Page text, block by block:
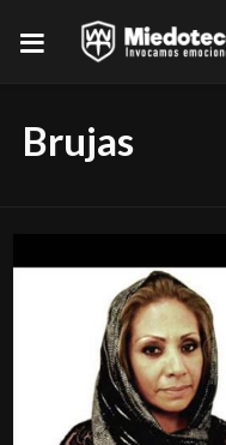
Brujas